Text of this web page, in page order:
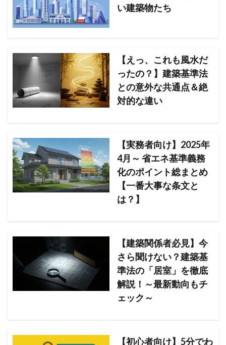
い建築物たち
【えっ、これも風水だ
ったの？】建築基準法
との意外な共通点＆絶
対的な違い
【実務者向け】2025年
4月～ 省エネ基準義務
化のポイント総まとめ
【一番大事な条文と
は？】
【建築関係者必見】今
さら聞けない？建築基
準法の「居室」を徹底
解説！～最新動向もチ
ェック～
【初心者向け】5分でわ